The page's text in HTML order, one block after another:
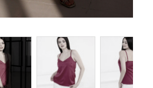
рукавицы, грелки
и отелей
белья